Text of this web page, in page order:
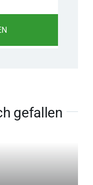
gefallen